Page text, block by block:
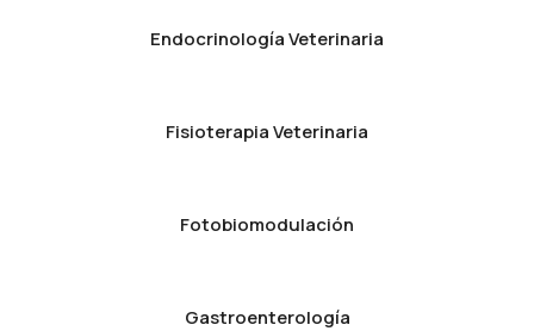
Endocrinología Veterinaria
Fisioterapia Veterinaria
Fotobiomodulación
Gastroenterología